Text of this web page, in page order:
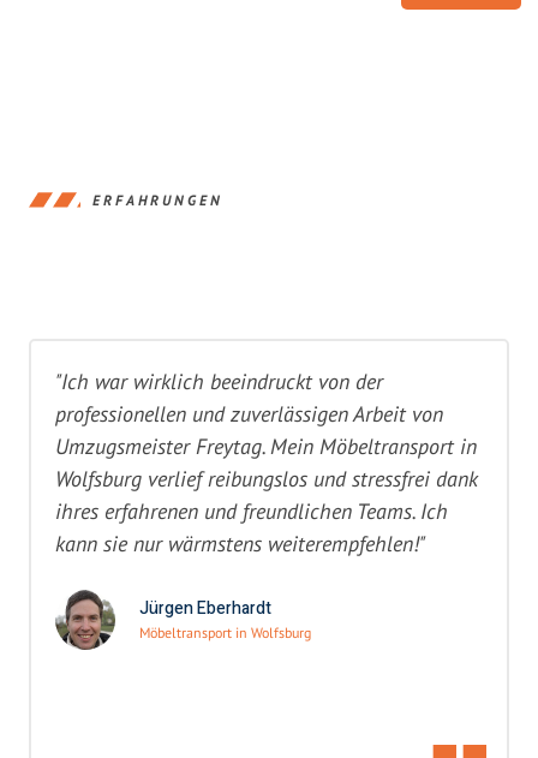
ERFAHRUNGEN
"Ich war wirklich beeindruckt von der
professionellen und zuverlässigen Arbeit von
Umzugsmeister Freytag. Mein Möbeltransport in
Wolfsburg verlief reibungslos und stressfrei dank
ihres erfahrenen und freundlichen Teams. Ich
kann sie nur wärmstens weiterempfehlen!"
Jürgen Eberhardt
Möbeltransport in Wolfsburg